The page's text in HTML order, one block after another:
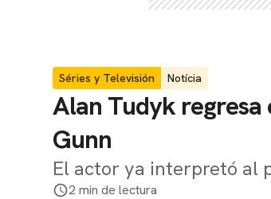
Séries y Televisión Notícia
Alan Tudyk regresa
Gunn
El actor ya interpretó al
2 min de lectura